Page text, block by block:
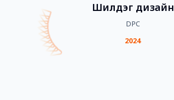
Шилдэг дизайн
DPC
2024